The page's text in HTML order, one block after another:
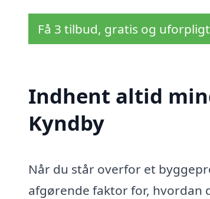
Få 3 tilbud, gratis og
Indhent altid
Kyndby
Når du står overfor et
afgørende faktor for, hvordan